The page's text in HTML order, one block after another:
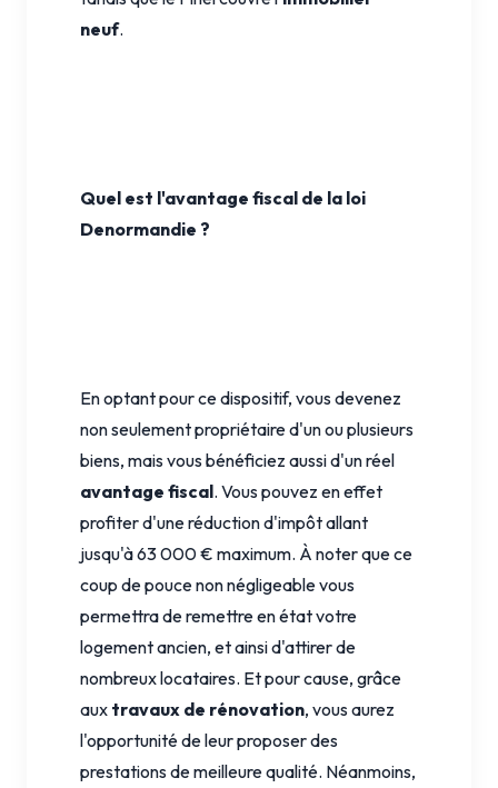
neuf.
Quel est l'avantage fiscal de la loi
Denormandie ?
En optant pour ce dispositif, vous devenez
non seulement propriétaire d'un ou plusieurs
biens, mais vous bénéficiez aussi d'un réel
avantage fiscal. Vous pouvez en effet
profiter d'une réduction d'impôt allant
jusqu'à 63 000 € maximum. À noter que ce
coup de pouce non négligeable vous
permettra de remettre en état votre
logement ancien, et ainsi d'attirer de
nombreux locataires. Et pour cause, grâce
aux travaux de rénovation, vous aurez
l'opportunité de leur proposer des
prestations de meilleure qualité. Néanmoins,